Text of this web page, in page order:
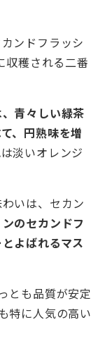
ンドフラッシ
穫される二番
青々しい緑茶
、円熟味を増
淡いオレンジ
いは、セカン
のセカンドフ
よばれるマス
とも品質が安定
特に人気の高い